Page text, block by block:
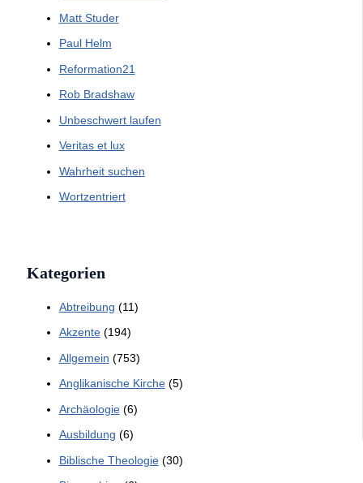
Matt Studer
Paul Helm
Reformation21
Rob Bradshaw
Unbeschwert laufen
Veritas et lux
Wahrheit suchen
Wortzentriert
Kategorien
Abtreibung (11)
Akzente(194)
Allgemein (753)
Anglikanische Kirche(5)
Archäologie(6)
Ausbildung (6)
Biblische Theologie(30)